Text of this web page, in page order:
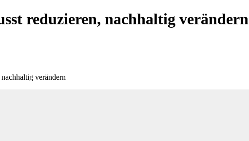
reduzieren, nachhaltig verändern
verändern